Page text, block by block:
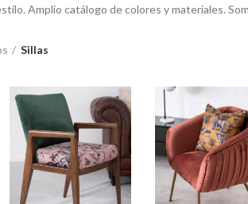
Amplio catálogo de colores y materiales.
Sillas